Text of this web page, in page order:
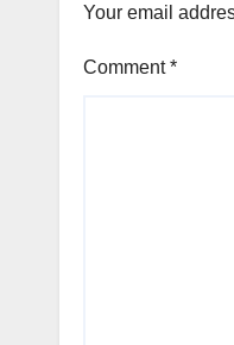
Your email
Comment*